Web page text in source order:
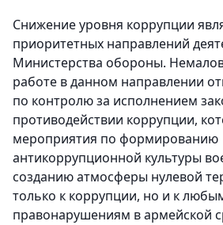
Снижение уровня коррупции
приоритетных направлений
Министерства обороны.
работе в данном направлении
по контролю за исполнением
противодействии коррупции,
мероприятия по формированию
антикоррупционной культуры
созданию атмосферы нулевой
только к коррупции, но и к
правонарушениям в армейской